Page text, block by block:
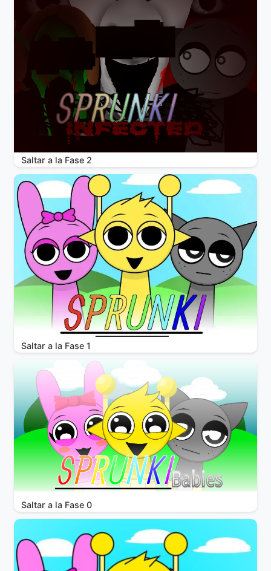
Saltar a la Fase 2
Saltar a la Fase 1
Saltar a la Fase 0